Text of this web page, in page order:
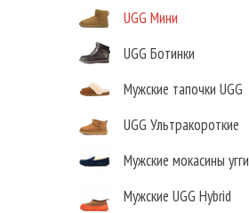
UGG Мини
UGG Ботинки
Мужские тапочки UGG
UGG Ультракороткие
Мужские мокасины угги
Мужские UGG Hybrid